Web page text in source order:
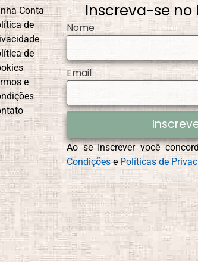
Conta
de
de
e
Inscreva-se no
Nome
Email
Ao se Inscrever você
Condiçõese Políticas de